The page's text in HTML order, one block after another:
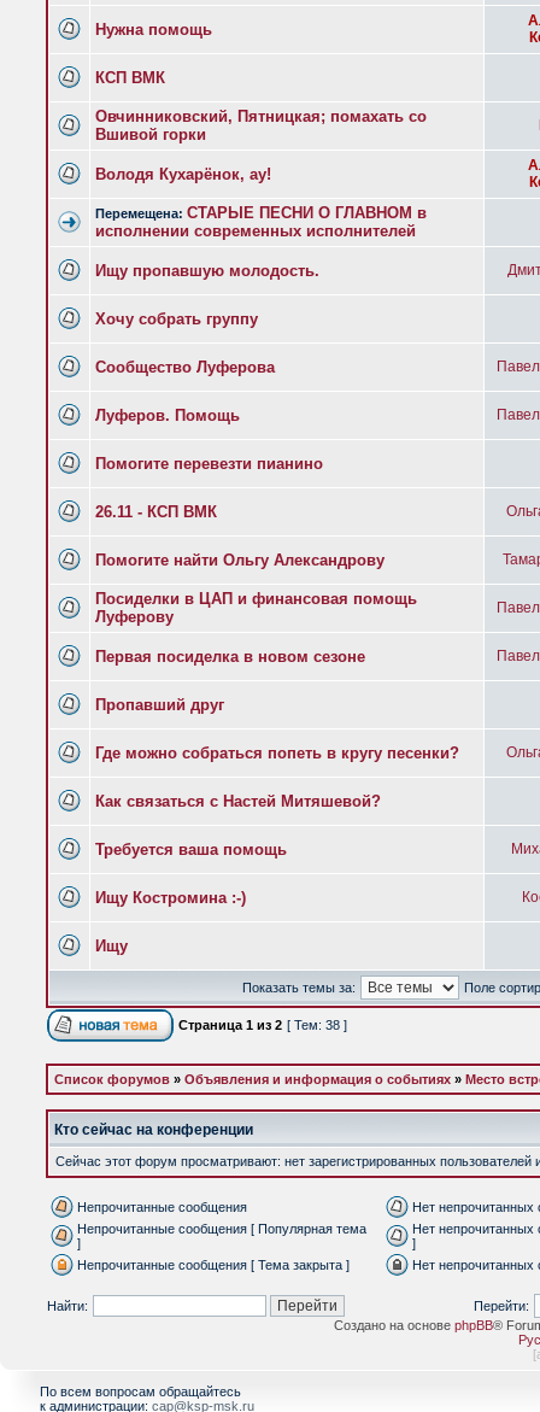
Нужна помощь
КСП ВМК
Овчинниковский, Пятницкая; помахать со
Вшивой горки
Володя Кухарёнок, ау!
Перемещена: СТАРЫЕ ПЕСНИ О ГЛАВНОМ в
исполнении современных исполнителей
Ищу пропавшую молодость.
Хочу собрать группу
Сообщество Луферова
Луферов. Помощь
Помогите перевезти пианино
26.11 - КСП ВМК
Помогите найти Ольгу Александрову
Посиделки в ЦАП и финансовая помощь
Луферову
Первая посиделка в новом сезоне
Пропавший друг
Где можно собраться попеть в кругу песенки?
Как связаться с Настей Митяшевой?
Требуется ваша помощь
Ищу Костромина :-)
Ищу
Показать темы за: Поле
Страница 1 из 2 [ Тем: 38 ]
Список форумов » Объявления и информация о событиях » Место
Кто сейчас на конференции
Сейчас этот форум просматривают: нет зарегистрированных пользователей
Непрочитанные сообщения
Нет непрочитанных
Непрочитанные сообщения [ Популярная тема
]
Нет
]
Непрочитанные сообщения [ Тема закрыта ]
Нет непрочитанных
Найти:
Перейти:
Создано на основе phpBB®
[
По всем вопросам обращайтесь
к администрации: cap@ksp-msk.ru